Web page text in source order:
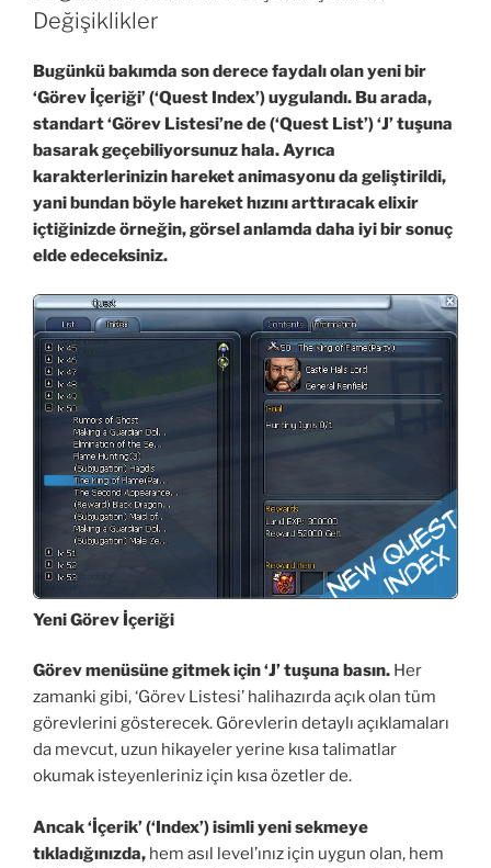
Değişiklikler
Bugünkü bakımda son derece faydalı olan yeni bir
‘Görev İçeriği’ (‘Quest Index’) uygulandı. Bu arada,
standart ‘Görev Listesi’ne de (‘Quest List’) ‘J’ tuşuna
basarak geçebiliyorsunuz hala. Ayrıca
karakterlerinizin hareket animasyonu da geliştirildi,
yani bundan böyle hareket hızını arttıracak elixir
içtiğinizde örneğin, görsel anlamda daha iyi bir sonuç
elde edeceksiniz.
Yeni Görev İçeriği
Görev menüsüne gitmek için ‘J’ tuşuna basın. Her
zamanki gibi, ‘Görev Listesi’ halihazırda açık olan tüm
görevlerini gösterecek. Görevlerin detaylı açıklamaları
da mevcut, uzun hikayeler yerine kısa talimatlar
okumak isteyenleriniz için kısa özetler de.
Ancak ‘İçerik’ (‘Index’) isimli yeni sekmeye
tıkladığınızda, hem asıl level’ınız için uygun olan, hem